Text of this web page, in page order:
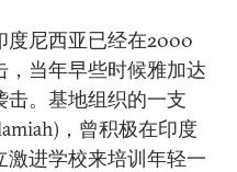
度尼西亚已经在2000
当年早些时候雅加达
击。基地组织的一支
，曾积极在印度
激进学校来培训年轻一